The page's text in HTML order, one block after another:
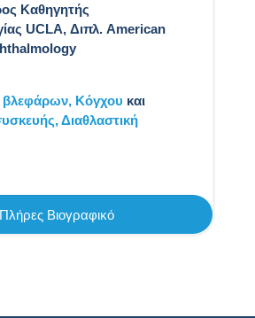
Καθηγητής
UCLA, Διπλ. American
βλεφάρων, Kόγχου και
Διαθλαστική
Πλήρες Βιογραφικό